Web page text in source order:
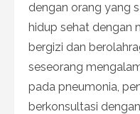
dengan orang yang
hidup sehat dengan
bergizi dan
seseorang
pada pneumonia,
berkonsultasi